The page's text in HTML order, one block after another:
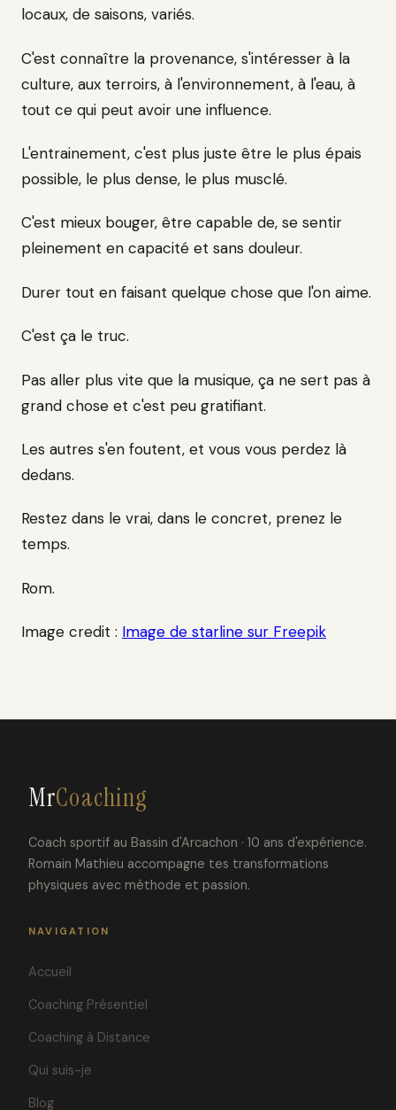
locaux, de saisons, variés.
C'est connaître la provenance, s'intéresser à la
culture, aux terroirs, à l'environnement, à l'eau, à
tout ce qui peut avoir une influence.
L'entrainement, c'est plus juste être le plus épais
possible, le plus dense, le plus musclé.
C'est mieux bouger, être capable de, se sentir
pleinement en capacité et sans douleur.
Durer tout en faisant quelque chose que l'on aime.
C'est ça le truc.
Pas aller plus vite que la musique, ça ne sert pas à
grand chose et c'est peu gratifiant.
Les autres s'en foutent, et vous vous perdez là
dedans.
Restez dans le vrai, dans le concret, prenez le
temps.
Rom.
Image credit : Image de starline sur Freepik
MrCoaching
Coach sportif au Bassin d'Arcachon · 10 ans d'expérience.
Romain Mathieu accompagne tes transformations
physiques avec méthode et passion.
NAVIGATION
Accueil
Coaching Présentiel
Coaching à Distance
Qui suis-je
Blog